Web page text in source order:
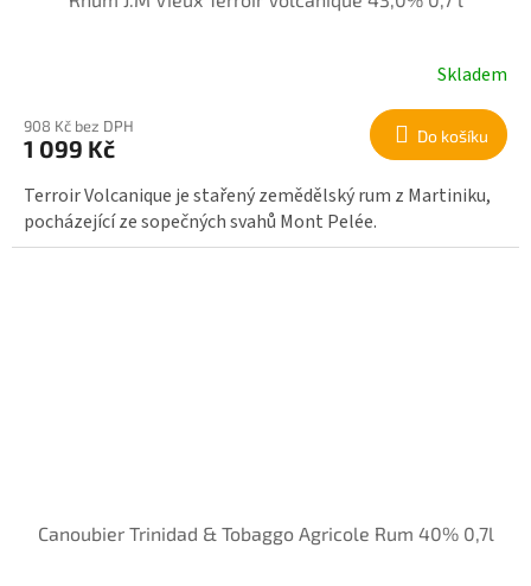
Skladem
908 Kč bez DPH
1 099 Kč Do košíku
Terroir Volcanique je stařený zemědělský rum z Martiniku,
pocházející ze sopečných svahů Mont Pelée.
Canoubier Trinidad & Tobaggo Agricole Rum 40% 0,7l